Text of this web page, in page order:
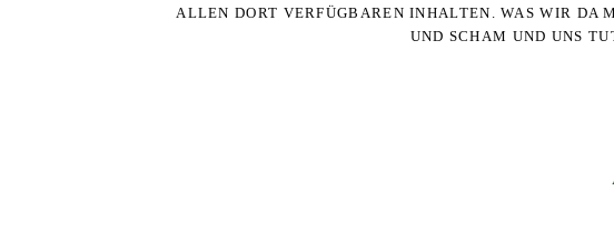
ALLEN DORT VERFÜGBAREN INHALTEN. WAS WIR DA
UND SCHAM UND UNS